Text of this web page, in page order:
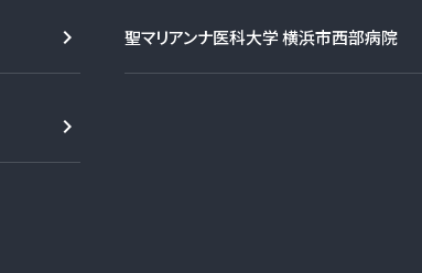
聖マリアンナ医科大学 横浜市西部病院